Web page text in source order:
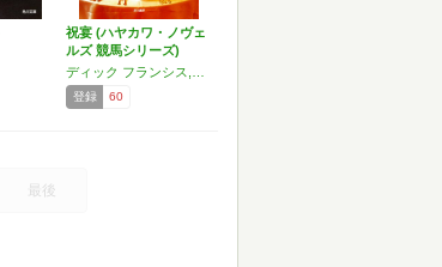
祝宴 (ハヤカワ・ノヴェ
ルズ 競馬シリーズ)
登録 60
最後